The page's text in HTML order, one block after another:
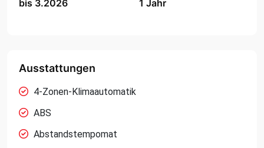
bis 3.2026 1 Jahr
Ausstattungen
4-Zonen-Klimaautomatik
ABS
Abstandstempomat